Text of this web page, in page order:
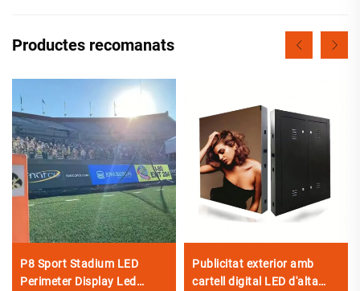
Productes recomanats
P8 Sport Stadium LED
Perimeter Display Led
Publicitat exterior amb
cartell digital LED d'alta